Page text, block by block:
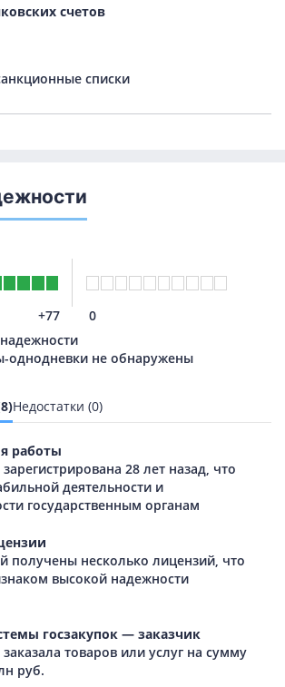
счетов
списки
+77
0
однодневки не обнаружены
Недостатки (0)
работы
28 лет назад, что
деятельности и
государственным органам
получены несколько лицензий, что
высокой надежности
госзакупок — заказчик
товаров или услуг на сумму
руб.